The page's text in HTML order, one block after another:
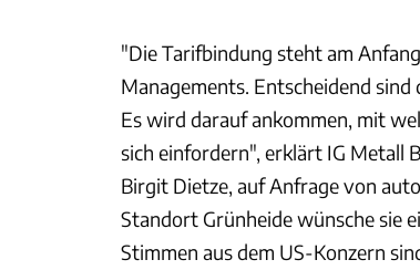
"Die Tarifbindung steht am
Managements. Entscheidend sind
Es wird darauf ankommen, mit
sich einfordern", erklärt IG Metall
Birgit Dietze, auf Anfrage von
Standort Grünheide wünsche sie
Stimmen aus dem US-Konzern